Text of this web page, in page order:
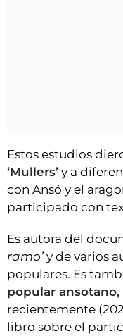
Estos estudios
‘Mullers’ y a
con Ansó y el
participado con
Es autora del
ramo’ y de varios
populares. Es
popular ansotano,
recientemente
libro sobre el